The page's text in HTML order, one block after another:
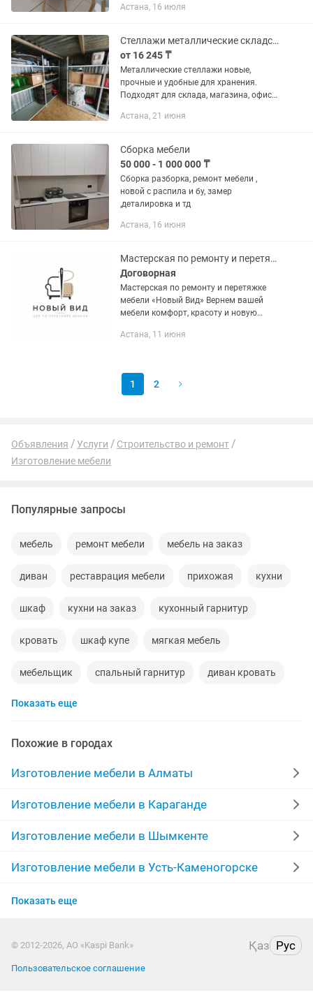
покраска, перетяжка, частичная
изделия,...
Астана, 16 июля
Стеллажи металлические складские новые большой выбор
от 16 245 ₸
Металлические стеллажи новые,
прочные и удобные для хранения.
Подходят для склада, магазина, офиса
юридическими лицами. Возможна
Астана, 21 июня
Сборка мебели
50 000 - 1 000 000 ₸
Сборка разборка, ремонт мебели ,
новой с распила и бу, замер
,деталировка и тд
Астана, 16 июня
Мастерская по ремонту и перетяжке мягкой мебели
Договорная
Мастерская по ремонту и перетяжке
мебели «Новый Вид» Вернем вашей
мебели комфорт, красоту и новую
стульев и кухонных уголков ✅ Ремонт
Астана, 11 июня
1 2
Объявления Услуги
Строительство и ремонт
Изготовление мебели
Популярные запросы
мебель ремонт мебели мебель на заказ
диван реставрация мебели прихожая кухни
шкаф кухни на заказ кухонный гарнитур
кровать шкаф купе мягкая мебель
мебельщик спальный гарнитур диван кровать
детская кровать
стулья шкаф на балкон гарнитура
корпусная мебель на заказ мелкий ремонт
реставрация ремонт шкафа комод
новые кухни перетяжка пошив чехлов
сборка мебели любой сложности
Показать еще
Похожие в городах
Изготовление мебели в Алматы
Изготовление мебели в Караганде
Изготовление мебели в Шымкенте
Изготовление мебели в Усть-Каменогорске
Изготовление мебели в Костанае
Изготовление мебели в Павлодаре
Показать еще
© 2012-2026, АО «Kaspi Bank» Қаз Рус
Пользовательское соглашение